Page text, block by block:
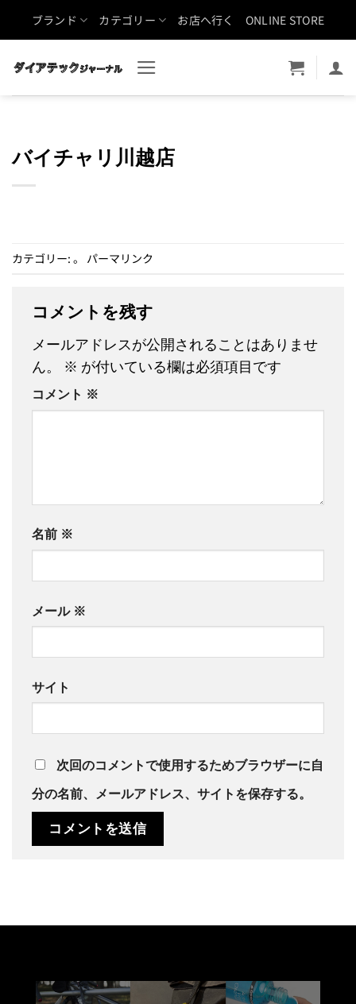
ブランド カテゴリー お店へ行く ONLINE STORE
バイチャリ川越店
カテゴリー: 。 パーマリンク
コメントを残す
メールアドレスが公開されることはありませ
ん。
※ が付いている欄は必須項目です
コメント ※
名前 ※
メール ※
サイト
次回のコメントで使用するためブラウザーに自
分の名前、メールアドレス、サイトを保存する。